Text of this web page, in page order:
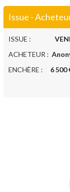
Issue -
ISSUE :
ACHETEUR :
ENCHÈRE : 6 500